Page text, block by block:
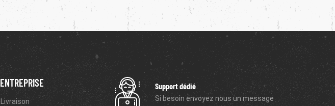
ENTREPRISE
Livraison
Support dédié
Si besoin envoyez nous un message